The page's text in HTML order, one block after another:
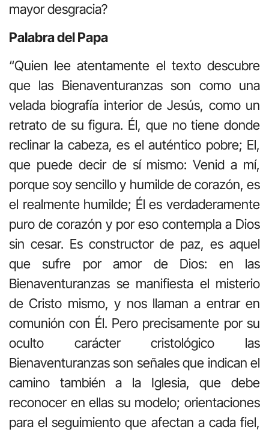
mayor desgracia?
Palabra del Papa
“Quien lee atentamente el texto descubre
que las Bienaventuranzas son como una
velada biografía interior de Jesús, como un
retrato de su figura. Él, que no tiene donde
reclinar la cabeza, es el auténtico pobre; El,
que puede decir de sí mismo: Venid a mí,
porque soy sencillo y humilde de corazón, es
el realmente humilde; Él es verdaderamente
puro de corazón y por eso contempla a Dios
sin cesar. Es constructor de paz, es aquel
que sufre por amor de Dios: en las
Bienaventuranzas se manifiesta el misterio
de Cristo mismo, y nos llaman a entrar en
comunión con Él. Pero precisamente por su
oculto carácter cristológico las
Bienaventuranzas son señales que indican el
camino también a la Iglesia, que debe
reconocer en ellas su modelo; orientaciones
para el seguimiento que afectan a cada fiel,